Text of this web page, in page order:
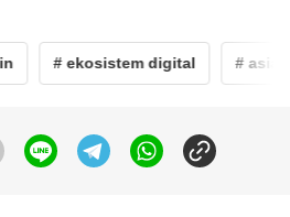
# ekosistem digital # asia